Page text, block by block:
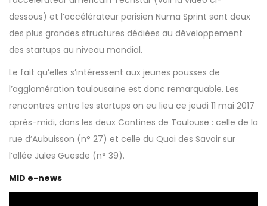
dessous) et l’accélérateur parisien Numa Sprint sont deux
des plus grandes structures dédiées au développement
des startups au niveau mondial.
Le fait qu’elles s’intéressent aux jeunes pousses de
l’agglomération toulousaine est donc remarquable. Les
rencontres entre les startups on eu lieu ce jeudi 11 mai 2017
après-midi, dans les deux Cantines de Toulouse : celle de la
rue d’Aubuisson (n° 27) et celle du Quai des Savoir sur
l’allée Jules Guesde (n° 39).
MID e-news